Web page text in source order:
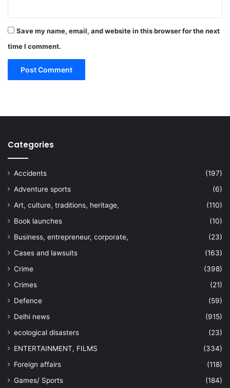
Save my name, email, and website in this browser for the next
time I comment.
Categories
Accidents
(197)
Adventure sports
(6)
Art, culture, traditions, heritage,
(110)
Book launches
(10)
Business, entrepreneur, corporate,
(23)
Cases and lawsuits
(163)
Crime
(398)
Crimes
(21)
Defence
(59)
Delhi news
(915)
ecological disasters
(23)
ENTERTAINMENT, FILMS
(334)
Foreign affairs
(118)
Games/ Sports
(184)